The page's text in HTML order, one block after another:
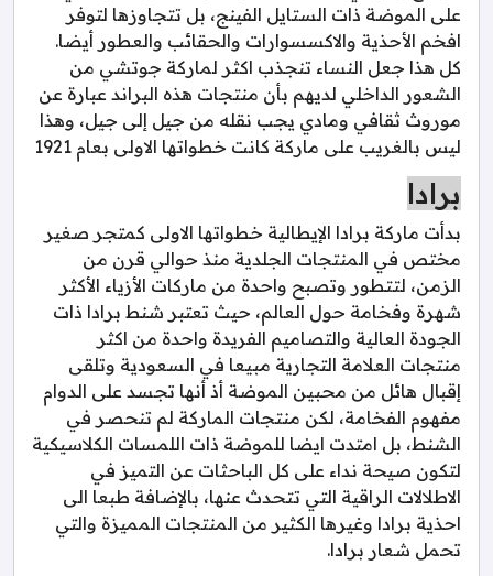
على الموضة ذات الستايل الفينج، بل تتجاوزها لتوفر
افخم الأحذية والاكسسوارات والحقائب والعطور أيضا.
كل هذا جعل النساء تنجذب اكثر لماركة جوتشي من
الشعور الداخلي لديهم بأن منتجات هذه البراند عبارة عن
موروث ثقافي ومادي يجب نقله من جيل إلى جيل، وهذا
ليس بالغريب على ماركة كانت خطواتها الاولى بعام 1921
برادا
بدأت ماركة برادا الإيطالية خطواتها الاولى كمتجر صغير
مختص في المنتجات الجلدية منذ حوالي قرن من
الزمن، لتتطور وتصبح واحدة من ماركات الأزياء الأكثر
شهرة وفخامة حول العالم، حيث تعتبر شنط برادا ذات
الجودة العالية والتصاميم الفريدة واحدة من اكثر
منتجات العلامة التجارية مبيعا في السعودية وتلقى
إقبال هائل من محبين الموضة أذ أنها تجسد على الدوام
مفهوم الفخامة، لكن منتجات الماركة لم تنحصر في
الشنط، بل امتدت ايضا للموضة ذات اللمسات الكلاسيكية
لتكون صيحة نداء على كل الباحثات عن التميز في
الاطلالات الراقية التي تتحدث عنها، بالإضافة طبعا الى
احذية برادا وغيرها الكثير من المنتجات المميزة والتي
تحمل شعار برادا.